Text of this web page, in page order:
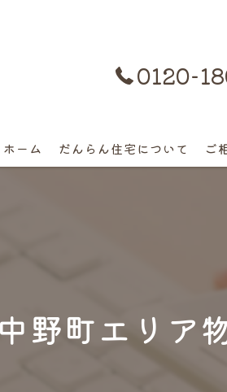
0120-
ホーム だんらん住宅について ご
野町エリア